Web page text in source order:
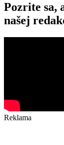
Pozrite sa,
našej
Reklama